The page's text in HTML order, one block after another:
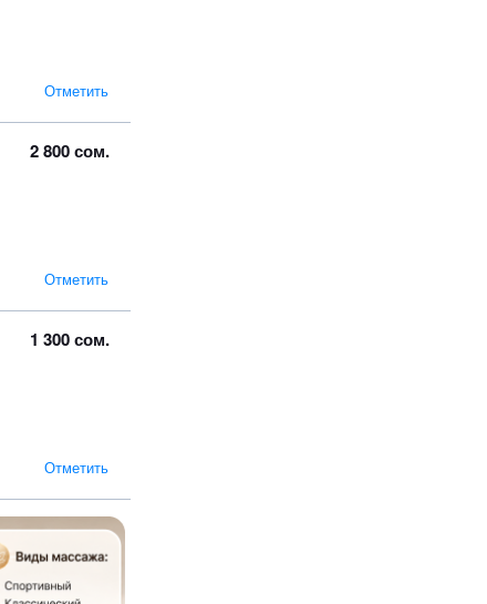
Отметить
2 800 сом.
Отметить
1 300 сом.
Отметить